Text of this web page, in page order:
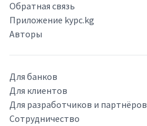
Обратная связь
Приложение kypc.kg
Авторы
Для банков
Для клиентов
Для разработчиков и партнёров
Сотрудничество